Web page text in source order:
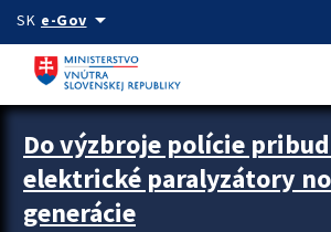
Preskocit na hlavný obsah
SK e-Govarrow_drop_down
Zastavit automatický posun upútavok
Do výzbroje polície
elektrické paralyzátory
generácie